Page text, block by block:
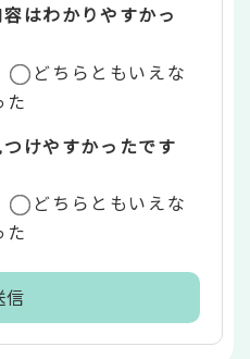
はわかりやすかっ
どちらともいえな
た
けやすかったです
どちらともいえな
た